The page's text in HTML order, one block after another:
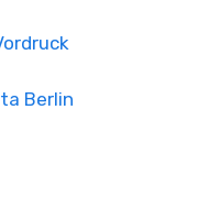
Berlin